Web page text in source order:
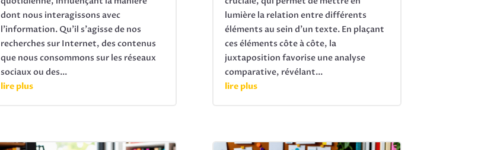
dont nous interagissons avec
l'information. Qu'il s'agisse de nos
recherches sur Internet, des contenus
que nous consommons sur les réseaux
sociaux ou des...
lire plus
lumière la relation entre différents
éléments au sein d'un texte. En plaçant
ces éléments côte à côte, la
juxtaposition favorise une analyse
comparative, révélant...
lire plus